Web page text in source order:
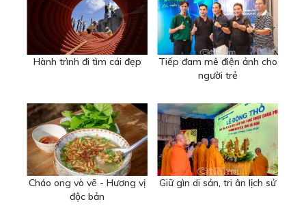
Hành trình đi tìm cái đẹp
Tiếp đam mê điện ảnh cho
người trẻ
Cháo ong vò vẽ - Hương vị
độc bản
Giữ gìn di sản, tri ân lịch sử